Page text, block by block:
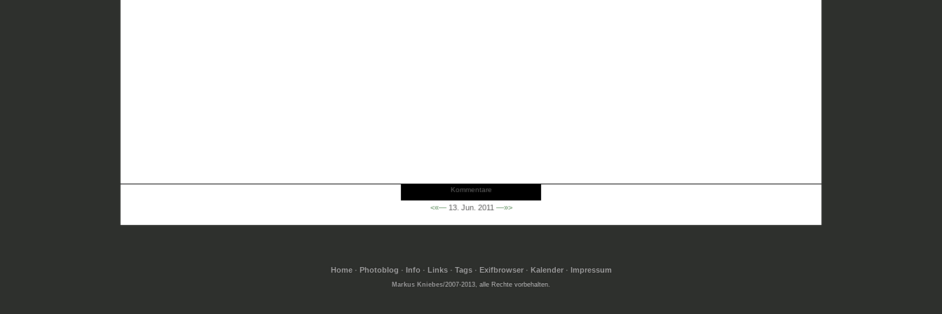
Kommentare
<«—13. Jun. 2011 —»>
Home· Photoblog · Info · Links· Tags· Exifbrowser· Kalender· Impressum
Markus Kniebes/2007-2013, alle Rechte vorbehalten.